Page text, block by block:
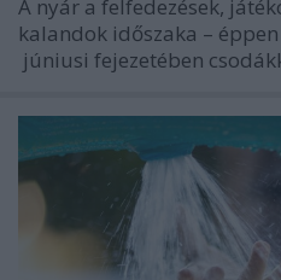
A nyár a felfedezések,
kalandok időszaka – éppen
júniusi fejezetében